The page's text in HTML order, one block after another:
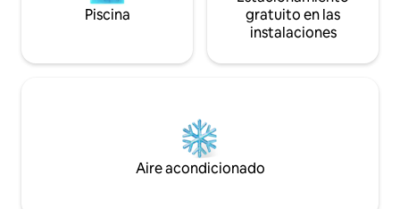
Piscina
gratuito en las
instalaciones
Aire acondicionado